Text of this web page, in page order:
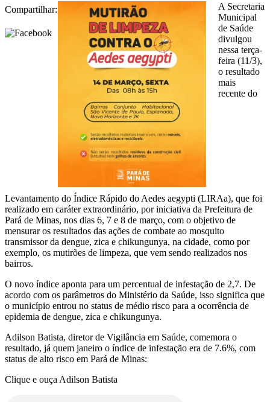
Compartilhar:
A Secretaria
Municipal
de Saúde
divulgou
nessa terça-
feira (11/3),
o resultado
mais
recente do
Levantamento do Índice Rápido do Aedes aegypti (LIRAa), que foi
realizado em caráter extraordinário, por iniciativa da Prefeitura de
Pará de Minas, nos dias 6, 7 e 8 de março, com o objetivo de
mensurar os resultados das ações de combate ao mosquito
transmissor da dengue, zica e chikungunya, na cidade, como por
exemplo, os mutirões de limpeza, que vem sendo realizados nos
bairros.
O novo índice aponta para um percentual de infestação de 2,7. De
acordo com os parâmetros do Ministério da Saúde, isso significa que
o município entrou no status de médio risco para a ocorrência de
epidemia de dengue, zica e chikungunya.
Adilson Batista, diretor de Vigilância em Saúde, comemora o
resultado, já quem janeiro o índice de infestação era de 7.6%, com
status de alto risco em Pará de Minas:
Clique e ouça Adilson Batista